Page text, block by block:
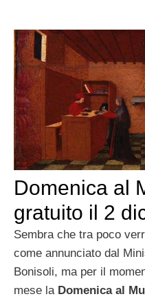
Domenica al
gratuito il 2
Sembra che tra poco
come annunciato dal
Bonisoli, ma per il
mese la Domenica al